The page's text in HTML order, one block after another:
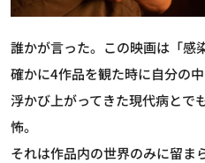
誰かが言った。この映画は「感
確かに4作品を観た時に自分の
浮かび上がってきた現代病とで
怖。
それは作品内の世界のみに留ま